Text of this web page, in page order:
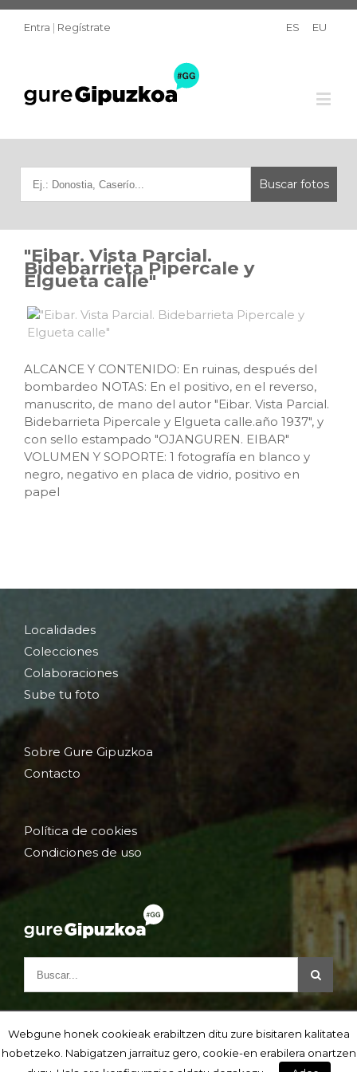
Entra | Regístrate ES EU
"Eibar. Vista Parcial.
Bidebarrieta Pipercale y
Elgueta calle"
ALCANCE Y CONTENIDO: En ruinas, después del
bombardeo NOTAS: En el positivo, en el reverso,
manuscrito, de mano del autor "Eibar. Vista Parcial.
Bidebarrieta Pipercale y Elgueta calle.año 1937", y
con sello estampado "OJANGUREN. EIBAR"
VOLUMEN Y SOPORTE: 1 fotografía en blanco y
negro, negativo en placa de vidrio, positivo en
papel
Localidades
Colecciones
Colaboraciones
Sube tu foto
Sobre Gure Gipuzkoa
Contacto
Política de cookies
Condiciones de uso
Webgune honek cookieak erabiltzen ditu zure bisitaren kalitatea
hobetzeko. Nabigatzen jarraituz gero, cookie-en erabilera onartzen